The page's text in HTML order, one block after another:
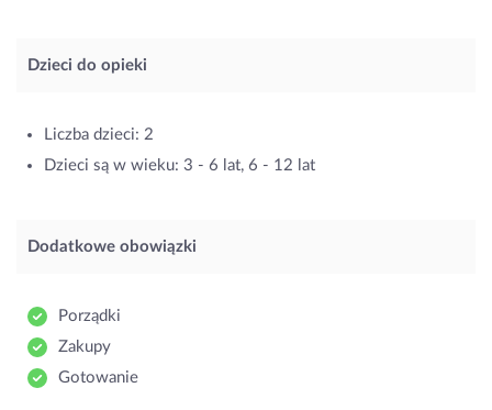
Dzieci do opieki
Liczba dzieci: 2
Dzieci są w wieku: 3 - 6 lat, 6 - 12 lat
Dodatkowe obowiązki
Porządki
Zakupy
Gotowanie